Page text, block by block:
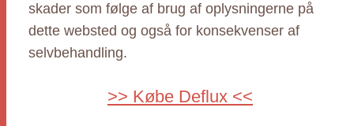
skader som følge af brug af oplysningerne på
dette websted og også for konsekvenser af
selvbehandling.
>> Købe Deflux <<